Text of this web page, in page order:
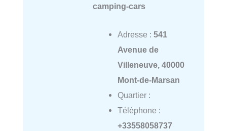
camping-cars
Adresse : 541
Avenue de
Villeneuve, 40000
Mont-de-Marsan
Quartier :
Téléphone :
+33558058737